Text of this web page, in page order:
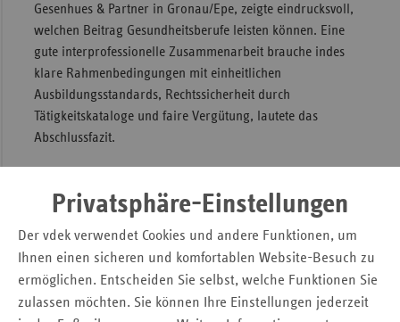
Privatsphäre-Einstellungen
Der vdek verwendet Cookies und andere Funktionen, um
Ihnen einen sicheren und komfortablen Website-Besuch zu
ermöglichen. Entscheiden Sie selbst, welche Funktionen Sie
zulassen möchten. Sie können Ihre Einstellungen jederzeit
Gesenhues & Partner in Gronau/Epe, zeigte eindrucksvoll,
welchen Beitrag Gesundheitsberufe leisten können. Eine
gute interprofessionelle Zusammenarbeit brauche indes
klare Rahmenbedingungen mit einheitlichen
Ausbildungsstandards, Rechtssicherheit durch
Tätigkeitskataloge und faire Vergütung, lautete das
Abschlussfazit.
Weitere Artikel aus ersatzkasse
magazin.(6. Ausgabe 2025)